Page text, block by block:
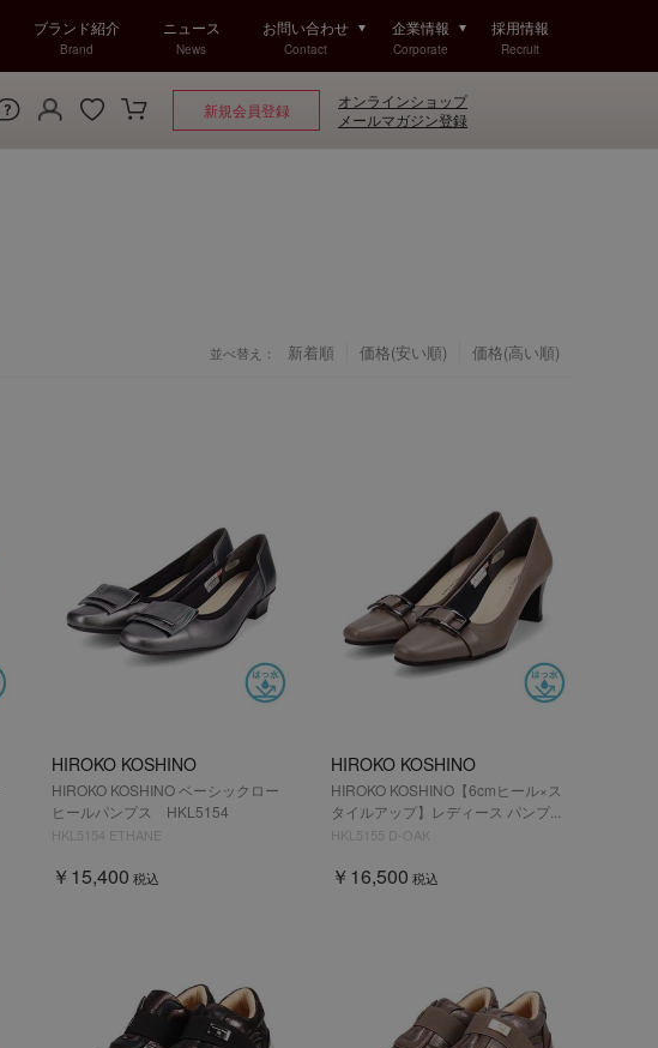
ブランド紹介
Brand
ニュース
News
お問い合わせ
Contact
企業情報
Corporate
採用情報
Recruit
新規会員登録
オンラインショップ
メールマガジン登録
並べ替え： 新着順 価格(安い順) 価格(高い順)
HIROKO KOSHINO
HIROKO KOSHINO ベーシックロー
ヒールパンプス HKL5154
HKL5154 ETHANE
￥15,400 税込
HIROKO KOSHINO
HIROKO KOSHINO【6cmヒール×ス
タイルアップ】レディース パンプ...
HKL5155 D-OAK
￥16,500 税込